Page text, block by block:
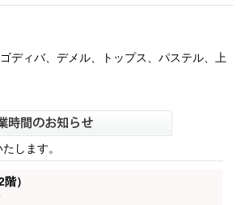
ディバ、デメル、トップス、パステル、上
します。
）